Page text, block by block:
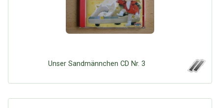
Unser Sandmännchen CD Nr. 3